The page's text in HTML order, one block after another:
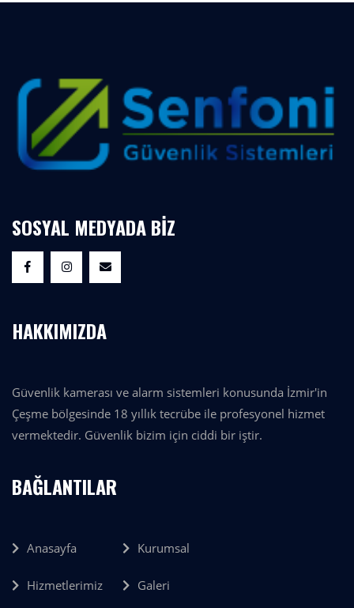
SOSYAL MEDYADA BİZ
HAKKIMIZDA
Güvenlik kamerası ve alarm sistemleri konusunda İzmir'in
Çeşme bölgesinde 18 yıllık tecrübe ile profesyonel hizmet
vermektedir. Güvenlik bizim için ciddi bir iştir.
BAĞLANTILAR
Anasayfa Kurumsal
Hizmetlerimiz Galeri